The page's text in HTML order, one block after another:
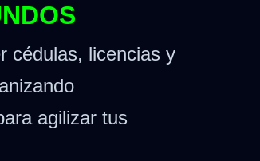
cédulas, licencias y
agilizar tus